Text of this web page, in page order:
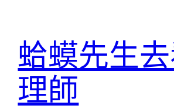
蛤蟆先生
理師